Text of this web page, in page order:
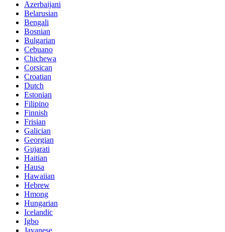
Azerbaijani
Belarusian
Bengali
Bosnian
Bulgarian
Cebuano
Chichewa
Corsican
Croatian
Dutch
Estonian
Filipino
Finnish
Frisian
Galician
Georgian
Gujarati
Haitian
Hausa
Hawaiian
Hebrew
Hmong
Hungarian
Icelandic
Igbo